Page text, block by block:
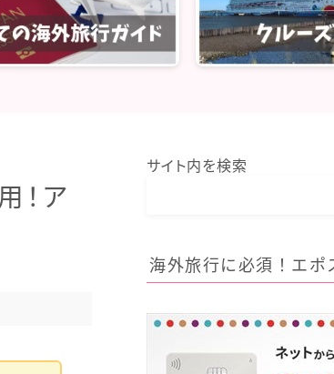
行
旅行
イタリア旅行
台湾旅行
ハワイ旅行
！ア
サイト内を検索
海外旅行に必須！エポ